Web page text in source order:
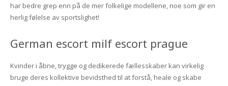
har bedre grep enn på de mer folkelige modellene, noe som gir en
herlig følelse av sportslighet!
German escort milf escort prague
Kvinder i åbne, trygge og dedikerede fællesskaber kan virkelig
bruge deres kollektive bevidsthed til at forstå, heale og skabe